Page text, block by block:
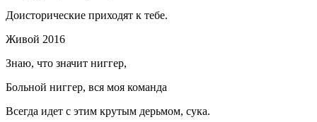
Доисторические приходят к тебе.
Живой 2016
Знаю, что значит ниггер,
Больной ниггер, вся моя команда
Всегда идет с этим крутым дерьмом, сука.